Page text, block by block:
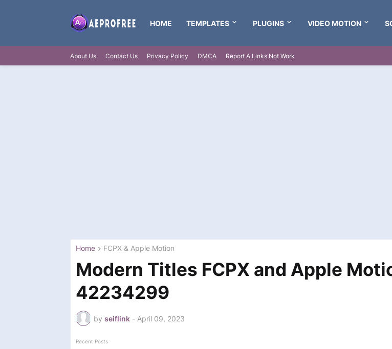
HOME TEMPLATES PLUGINS VIDEO MOTION
About Us Contact Us Privacy Policy DMCA Report A Links Not Work
Home FCPX & Apple Motion
Modern Titles FCPX and Apple
42234299
by seiflink - April 09, 2023
Recent Posts